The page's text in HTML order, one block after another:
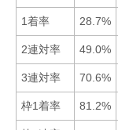
1着率 28.7%
2連対率 49.0%
3連対率 70.6%
枠1着率 81.2%